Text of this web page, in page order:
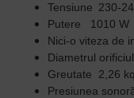
Tensiune 230-
Putere
1010 W
Nici-o viteza de
Diametrul
Greutate
2,26 kq
Presiunea